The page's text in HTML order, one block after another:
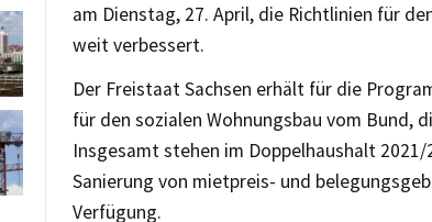
am Dienstag, 27. April, die Richtlinien für
weit verbessert.
Der Freistaat Sachsen erhält für die
für den sozialen Wohnungsbau vom Bund,
Insgesamt stehen im Doppelhaushalt
Sanierung von mietpreis- und
Verfügung.